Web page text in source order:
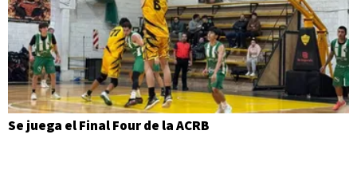
Se juega el Final Four de la ACRB